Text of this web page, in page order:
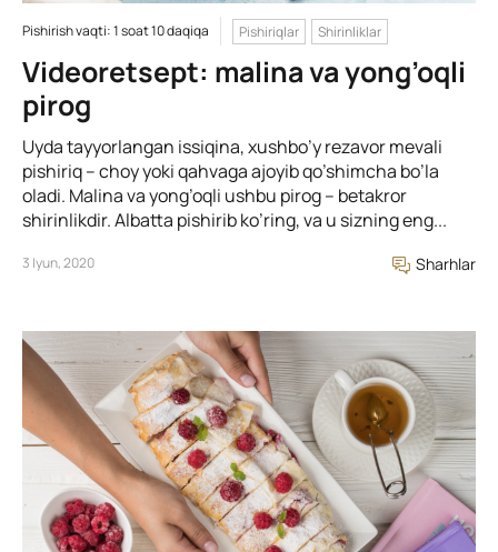
Pishirish vaqti: 1 soat 10 daqiqa Pishiriqlar Shirinliklar
Videoretsept: malina va yong’oqli
pirog
Uyda tayyorlangan issiqina, xushbo’y rezavor mevali
pishiriq – choy yoki qahvaga ajoyib qo’shimcha bo’la
oladi. Malina va yong’oqli ushbu pirog – betakror
shirinlikdir. Albatta pishirib ko’ring, va u sizning eng...
3 Iyun, 2020 Sharhlar